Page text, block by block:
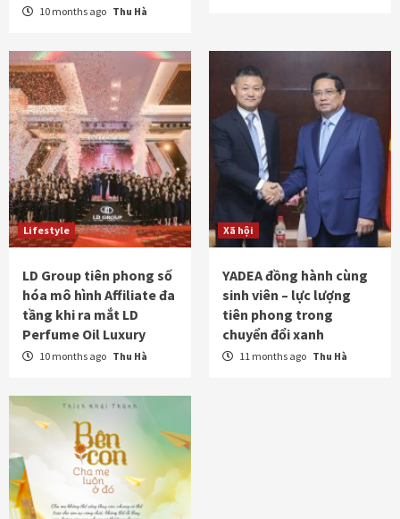
10 months ago Thu Hà
Lifestyle
LD Group tiên phong số
hóa mô hình Affiliate đa
tầng khi ra mắt LD
Perfume Oil Luxury
10 months ago Thu Hà
Xã hội
YADEA đồng hành cùng
sinh viên – lực lượng
tiên phong trong
chuyển đổi xanh
11 months ago Thu Hà